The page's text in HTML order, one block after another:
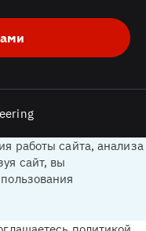
работы сайта, анализа
сайт, вы